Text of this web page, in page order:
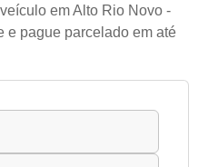
em Alto Rio Novo -
e pague parcelado em até